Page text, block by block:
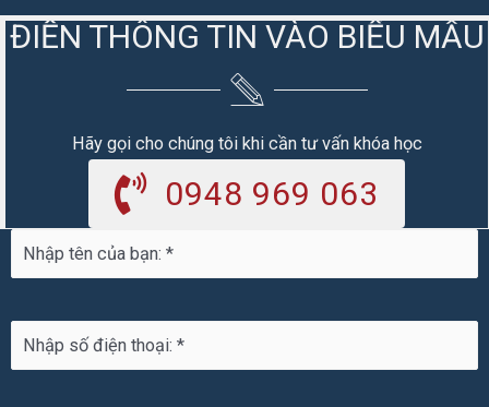
ĐIỀN THÔNG TIN VÀO BIỂU MẪU
Hãy gọi cho chúng tôi khi cần tư vấn khóa học
0948 969 063